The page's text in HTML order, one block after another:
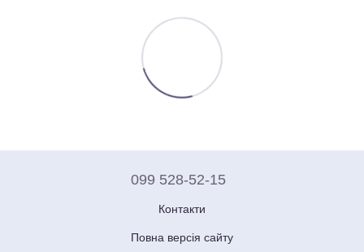
099 528-52-15
Контакти
Повна версія сайту